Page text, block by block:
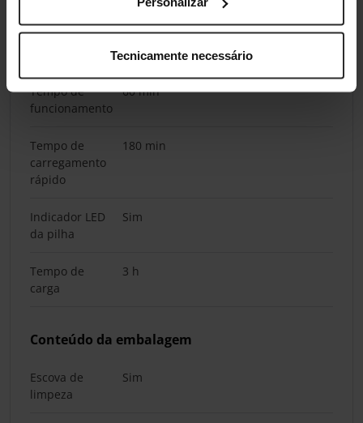
Tecnicamente necessário
Tipo de bateria Bateria incorporada
Tempo de
funcionamento
60 min
Tempo de
carregamento
rápido
180 min
Indicador LED
da pilha
Sim
Tempo de
carga
3 h
Conteúdo da embalagem
Escova de
limpeza
Sim